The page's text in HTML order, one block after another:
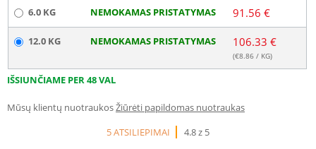
6.0 KG NEMOKAMAS PRISTATYMAS 91.56 €
12.0 KG NEMOKAMAS PRISTATYMAS 106.33 €
(€8.86 / KG)
IŠSIUNČIAME PER 48 VAL
Mūsų klientų nuotraukosŽiūrėti papildomas nuotraukas
5 ATSILIEPIMAI
4.8 z 5